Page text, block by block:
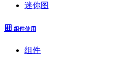
迷你图
组件使用
组件